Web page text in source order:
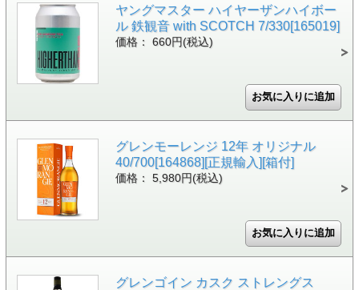
ヤングマスター ハイヤーザンハイボー
ル 鉄観音 with SCOTCH 7/330[165019]
価格： 660円(税込)
グレンモーレンジ 12年 オリジナル
40/700[164868][正規輸入][箱付]
価格： 5,980円(税込)
グレンゴイン カスク ストレングス